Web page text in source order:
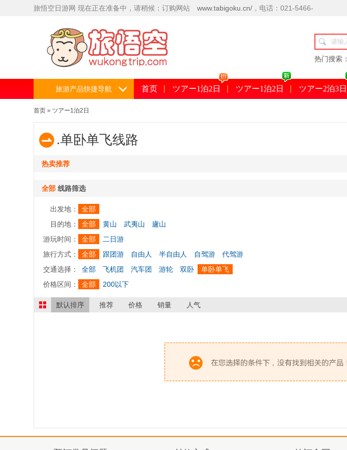
旅悟空日游网 现在正在准备中，请稍候：订购网站 www.tabigoku.cn/ ，电话：021-5466-
热门搜索：
旅游产品快捷导航 首页 ツアー1泊2日 ツアー1泊2日 ツアー2泊3日
首页 » ツアー1泊2日
.单卧单飞线路
热卖推荐
全部 线路筛选
出发地：
全部
目的地：
全部 黄山 武夷山
廬山
游玩时间：
全部
二日游
旅行方式：
全部 跟团游 自由人 半自由人 自驾游
代驾游
交通选择：
全部 飞机团 汽车团 游轮 双卧
单卧单飞
价格区间：
全部 200以下
默认排序 推荐 价格 销量 人气